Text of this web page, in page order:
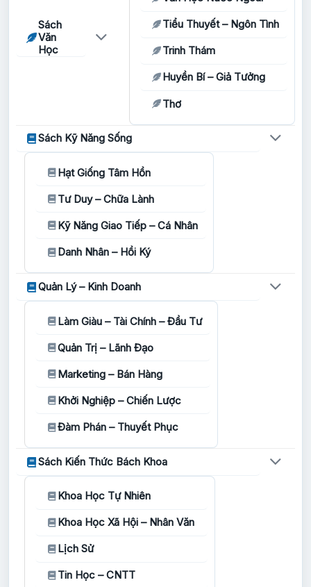
Sách
Văn
Học
Tiểu Thuyết – Ngôn Tình
Trinh Thám
Huyền Bí – Giả Tưởng
Thơ
Sách Kỹ Năng Sống
Hạt Giống Tâm Hồn
Tư Duy – Chữa Lành
Kỹ Năng Giao Tiếp – Cá Nhân
Danh Nhân – Hồi Ký
Quản Lý – Kinh Doanh
Làm Giàu – Tài Chính – Đầu Tư
Quản Trị – Lãnh Đạo
Marketing – Bán Hàng
Khởi Nghiệp – Chiến Lược
Đàm Phán – Thuyết Phục
Sách Kiến Thức Bách Khoa
Khoa Học Tự Nhiên
Khoa Học Xã Hội – Nhân Văn
Lịch Sử
Tin Học – CNTT